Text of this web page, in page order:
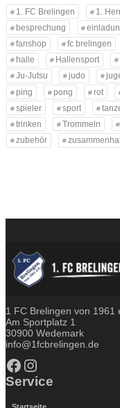
1. FC Brelingen 1.
besprechung
fanshop
fc brelingen
halle
Hallensport
Ju-Jutsu
judo
ping
pong rot
spieler
sport
trinken
Trommeln
zubehör
1 FC Brelingen von 1961
Am Sportplatz 1
30900 Wedemark
info@1fcbrelingen.de
Facebook Instagram
Service